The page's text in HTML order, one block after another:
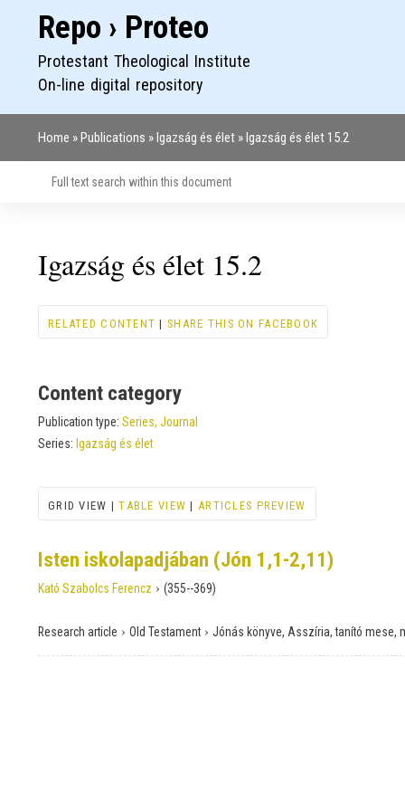
Repo › Proteo
Protestant Theological Institute
On-line digital repository
Home Publications Igazság és élet Igazság és élet 15.2
Igazság és élet 15.2
RELATED CONTENT | SHARE THIS ON FACEBOOK
Content category
Publication type: Series, Journal
Series: Igazság és élet
GRID VIEW |TABLE VIEW |ARTICLES PREVIEW
Isten iskolapadjában (Jón 1,1-2,11)
Kató Szabolcs Ferencz › (355--369)
Research article › Old Testament › Jónás könyve, Asszíria, tanító mese,